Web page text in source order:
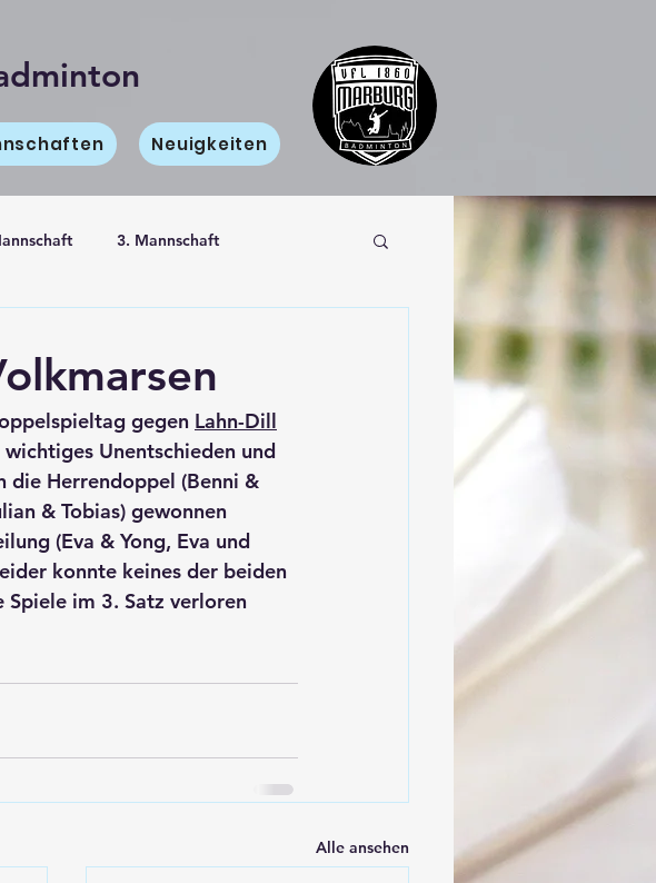
Neuigkeiten
3. Mannschaft
gegen Lahn-Dill
Unentschieden und
die Herrendoppel (Benni &
& Tobias) gewonnen
(Eva & Yong, Eva und
konnte keines der beiden
Spiele im 3. Satz verloren
Alle ansehen